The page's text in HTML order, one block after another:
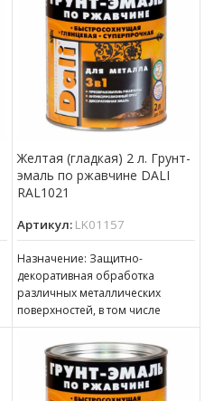
Желтая (гладкая) 2 л. Грунт-
эмаль по ржавчине DALI
RAL1021
Артикул: LK01157
Назначение: Защитно-
декоративная обработка
различных металлических
поверхностей, в том числе
пораженных точечной или
сплошной коррозией c
толщиной ржавчины до 100 мкм